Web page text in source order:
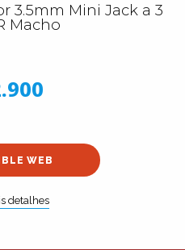
3.5mm Mini Jack a 3
Macho
WEB
detalhes